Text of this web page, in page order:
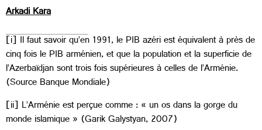
Arkadi Kara
[i] Il faut savoir qu’en 1991, le PIB azéri est équivalent à près de
cinq fois le PIB arménien, et que la population et la superficie de
l’Azerbaïdjan sont trois fois supérieures à celles de l’Arménie.
(Source Banque Mondiale)
[ii] L’Arménie est perçue comme : « un os dans la gorge du
monde islamique » (Garik Galystyan, 2007)